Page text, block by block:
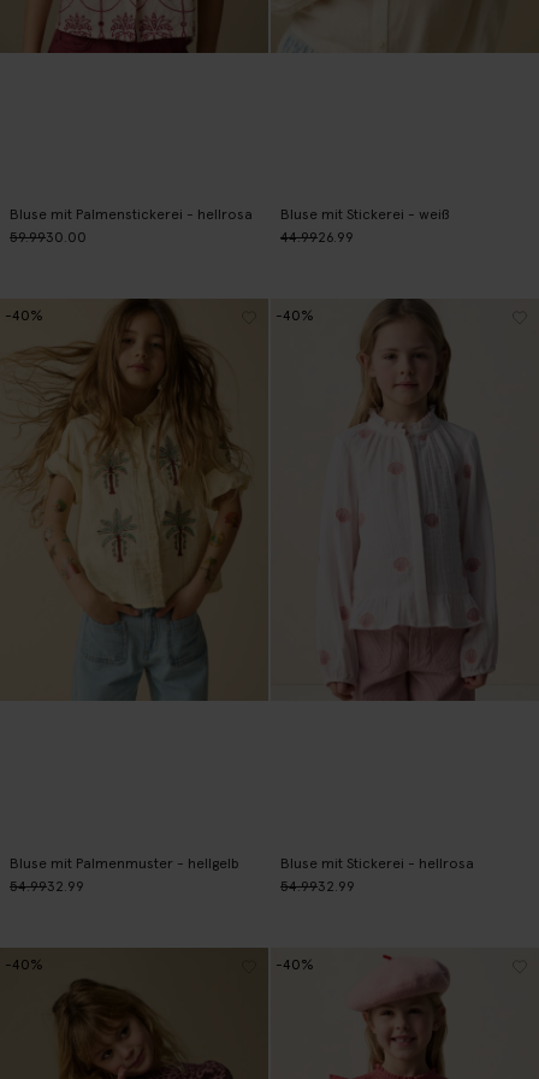
Bluse mit Palmenstickerei - hellrosa
59.9930.00
Bluse mit Stickerei - weiß
44.9926.99
Bluse mit Palmenmuster - hellgelb
54.9932.99
-40%
Bluse mit Stickerei - hellrosa
54.9932.99
-40%
-40% -40%